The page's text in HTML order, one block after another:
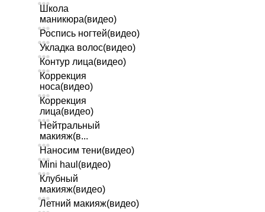
Школа
маникюра(видео)
Роспись ногтей(видео)
Укладка волос(видео)
Контур лица(видео)
Коррекция
носа(видео)
Коррекция
лица(видео)
Нейтральный
макияж(в...
Наносим тени(видео)
Mini haul(видео)
Клубный
макияж(видео)
Летний макияж(видео)